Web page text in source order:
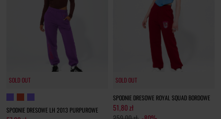
SOLD OUT
SPODNIE DRESOWE LH 2013 PURPUROWE
SOLD OUT
SOLD OUT
SPODNIE DRESOWE ROYAL SQUAD BORDOWE
51,80 zł